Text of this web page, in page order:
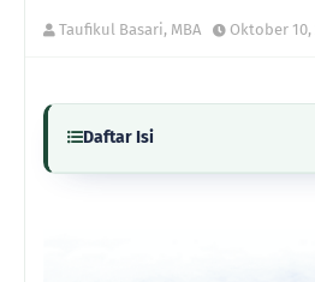
Taufikul Basari, MBA Oktober 10,
Daftar Isi